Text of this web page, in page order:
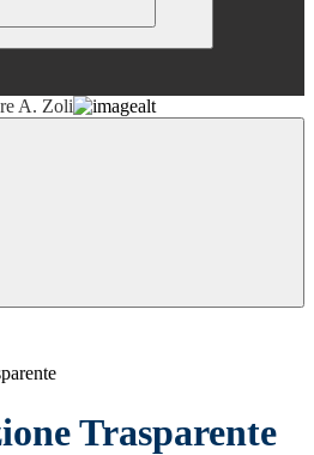
Trasparente